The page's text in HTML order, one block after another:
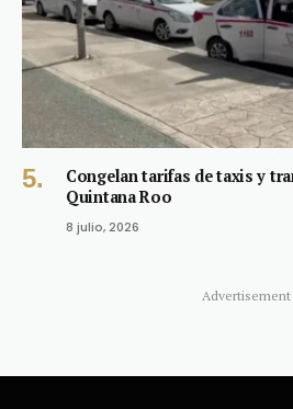
Congelan tarifas de taxis y
Quintana Roo
8 julio, 2026
Advertisement